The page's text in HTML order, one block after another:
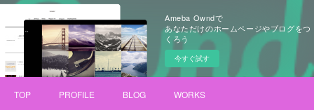
Ameba Owndで
あなただけのホームページやブログをつ
くろう
今すぐ試す
TOP PROFILE BLOG WORKS